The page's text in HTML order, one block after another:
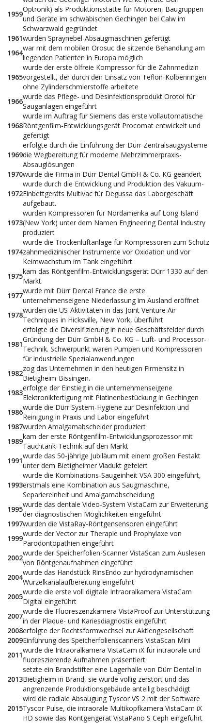
1959
Optronik) als Produktionsstätte für Motoren, Baugruppen
und Geräte im schwäbischen Gechingen bei Calw im
Schwarzwald gegründet
1961wurden Spraynebel-Absaugmaschinen gefertigt
1964
war mit dem mobilen Orosuc die sitzende Behandlung am
liegenden Patienten in Europa möglich
1965
wurde der erste ölfreie Kompressor für die Zahnmedizin
vorgestellt, der durch den Einsatz von Teflon-Kolbenringen
ohne Zylinderschmierstoffe arbeitete
1966
wurde das Pflege- und Desinfektionsprodukt Orotol für
Sauganlagen eingeführt
1968
wurde im Auftrag für Siemens das erste vollautomatische
Röntgenfilm-Entwicklungsgerät Procomat entwickelt und
gefertigt
1969
erfolgte durch die Einführung der Dürr Zentralsaugsysteme
die Wegbereitung für moderne Mehrzimmerpraxis-
Absauglösungen
1970wurde die Firma in Dürr Dental GmbH & Co. KG geändert
1972
wurde durch die Entwicklung und Produktion des Vakuum-
Einbettgeräts Multivac für Degussa das Laborgeschäft
aufgebaut.
1973
wurden Kompressoren für Nordamerika auf Long Island
(New York) unter dem Namen Engineering Dental Industry
produziert
1974
wurde die Trockenluftanlage für Kompressoren zum Schutz
zahnmedizinischer Instrumente vor Oxidation und vor
Keimwachstum im Tank eingeführt.
1975
kam das Röntgenfilm-Entwicklungsgerät Dürr 1330 auf den
Markt.
1977
wurde mit Dürr Dental France die erste
unternehmenseigene Niederlassung im Ausland eröffnet
1978
wurden die US-Aktivitäten in das Joint Venture Air
Techniques in Hicksville, New York, überführt
1981
erfolgte die Diversifizierung in neue Geschäftsfelder durch
Gründung der Dürr GmbH & Co. KG – Luft- und Processor-
Technik. Schwerpunkt waren Pumpen und Kompressoren
für industrielle Spezialanwendungen
1982
zog das Unternehmen in den heutigen Firmensitz in
Bietigheim-Bissingen.
1983
erfolgte der Einstieg in die unternehmenseigene
Elektronikfertigung mit Platinenbestückung in Gechingen
1986
wurde die Dürr System-Hygiene zur Desinfektion und
Reinigung in Praxis und Labor eingeführt
1987wurden Amalgamabscheider produziert
1989
kam der erste Röntgenfilm-Entwicklungsprozessor mit
Tauchtank-Technik auf den Markt
1991
wurde das 50-jährige Jubiläum mit einem großen Festakt
unter dem Bietigheimer Viadukt gefeiert
1993
wurde die Kombinations-Saugeinheit VSA 300 eingeführt,
erstmals eine Kombination aus Saugmaschine,
Separiereinheit und Amalgamabscheidung
1995
wurde das dentale Video-System VistaCam zur Erweiterung
der diagnostischen Möglichkeiten eingeführt
1997wurden die VistaRay-Röntgensensoren eingeführt
1999
wurde der Vector zur Therapie und Prophylaxe von
Parodontopathien eingeführt
2002
wurde der Speicherfolien-Scanner VistaScan zum Auslesen
von Röntgenaufnahmen eingeführt
2004
wurde das Handstück RinsEndo zur hydrodynamischen
Wurzelkanalaufbereitung eingeführt
2005
wurde die erste voll digitale Intraoralkamera VistaCam
Digital eingeführt
2007
wurde die Fluoreszenzkamera VistaProof zur Unterstützung
in der Plaque- und Kariesdiagnostik eingeführt
2008erfolgte der Rechtsformwechsel zur Aktiengesellschaft
2009Einführung des Speicherfolienscanners VistaScan Mini
2011
wurde die Intraoralkamera VistaCam iX für intraorale und
fluoreszierende Aufnahmen präsentiert
2013
setzte ein Brandstifter eine Lagerhalle von Dürr Dental in
Bietigheim in Brand, sie wurde völlig zerstört und das
angrenzende Produktionsgebäude anteilig beschädigt
2015
wird die radiale Absaugung Tyscor VS 2 mit der Software
Tyscor Pulse, die intraorale Multikopfkamera VistaCam iX
HD sowie das Röntgengerät VistaPano S Ceph eingeführt